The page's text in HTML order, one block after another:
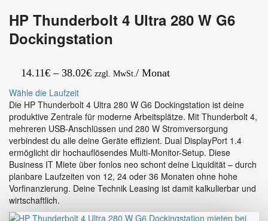
HP Thunderbolt 4 Ultra 280 W G6
Dockingstation
14.11€ – 38.02€Preisspanne:
bis
38.02€
zzgl. MwSt. / Monat
Wähle die Laufzeit
Die HP Thunderbolt 4 Ultra 280 W G6 Dockingstation ist deine
produktive Zentrale für moderne Arbeitsplätze. Mit Thunderbolt 4,
mehreren USB-Anschlüssen und 280 W Stromversorgung
verbindest du alle deine Geräte effizient. Dual DisplayPort 1.4
ermöglicht dir hochauflösendes Multi-Monitor-Setup. Diese
Business IT Miete über fonlos neo schont deine Liquidität – durch
planbare Laufzeiten von 12, 24 oder 36 Monaten ohne hohe
Vorfinanzierung. Deine Technik Leasing ist damit kalkulierbar und
wirtschaftlich.